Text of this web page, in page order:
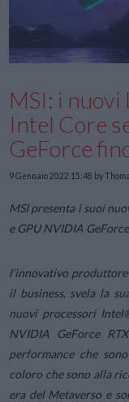
MSI: i
Intel Core
GeForce
9 Gennaio 2022 15:48 by
MSI presenta i suoi
e GPU NVIDIA
l’innovativo
il business, svela la
nuovi processori
NVIDIA GeForce
performance che
coloro che sono alla
era del Metaverso e